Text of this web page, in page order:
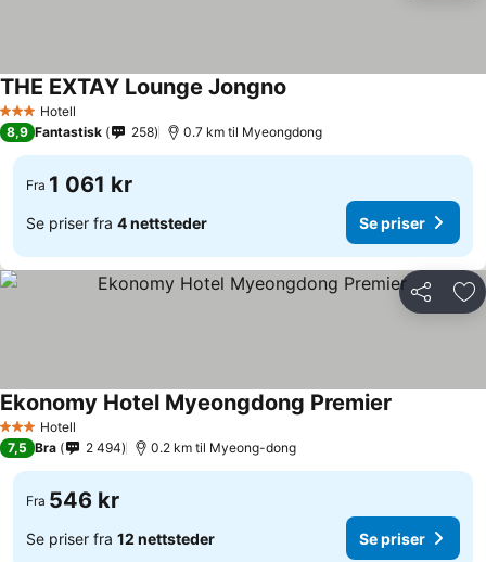
3 StjernerHotell
THE EXTAY Lounge Jongno
8,9 Fantastisk 258 0.7 km til Myeongdong
Fra 1 061 kr
Se priser fra 4 nettsteder Se priser
Del
3 StjernerHotell
Ekonomy Hotel Myeongdong Premier
7,5 Bra 2 494 0.2 km til Myeong-dong
Fra 546 kr
Se priser fra 12 nettsteder Se priser